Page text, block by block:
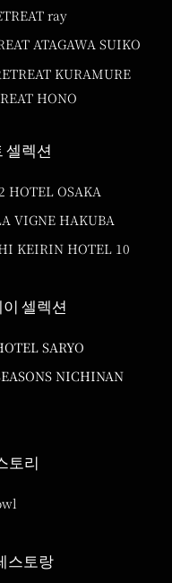
ray
ATAGAWA SUIKO
KURAMURE
HONO
셀렉션
HOTEL OSAKA
VIGNE HAKUBA
KEIRIN HOTEL 10
셀렉션
SARYO
NICHINAN
토리
스토랑